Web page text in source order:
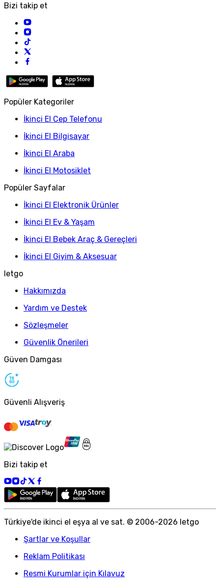
Bizi takip et
Popüler Kategoriler
İkinci El Cep Telefonu
İkinci El Bilgisayar
İkinci El Araba
İkinci El Motosiklet
Popüler Sayfalar
İkinci El Elektronik Ürünler
İkinci El Ev & Yaşam
İkinci El Bebek Araç & Gereçleri
İkinci El Giyim & Aksesuar
letgo
Hakkımızda
Yardım ve Destek
Sözleşmeler
Güvenlik Önerileri
Güven Damgası
Güvenli Alışveriş
Bizi takip et
Türkiye'de ikinci el eşya al ve sat. © 2006-2026 letgo
Şartlar ve Koşullar
Reklam Politikası
Resmi Kurumlar için Kılavuz